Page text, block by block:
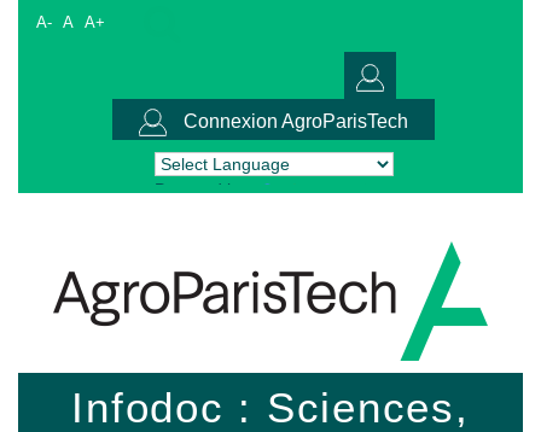
A- A A+
Connexion AgroParisTech
Powered by Translate
Infodoc : Sciences,